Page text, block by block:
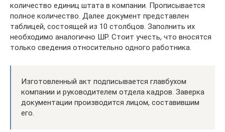
количество единиц штата в компании. Прописывается
полное количество. Далее документ представлен
таблицей, состоящей из 10 столбцов. Заполнить их
необходимо аналогично ШР. Стоит учесть, что вносятся
только сведения относительно одного работника.
Изготовленный акт подписывается главбухом
компании и руководителем отдела кадров. Заверка
документации производится лицом, составившим
его.